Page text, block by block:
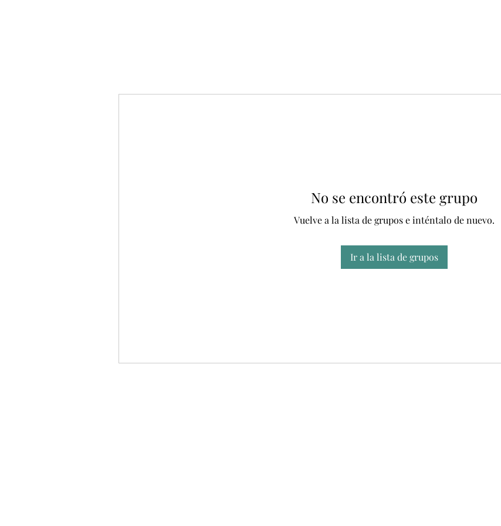
No se encontró este grupo
Vuelve a la lista de grupos e inténtalo de nuevo.
Ir a la lista de grupos